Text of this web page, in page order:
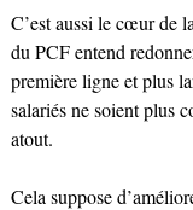
C’est aussi le cœur de
du PCF entend
première ligne et plus
salariés ne soient plus
atout.
Cela suppose